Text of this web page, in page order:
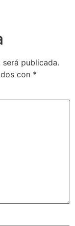
publicada.
con *